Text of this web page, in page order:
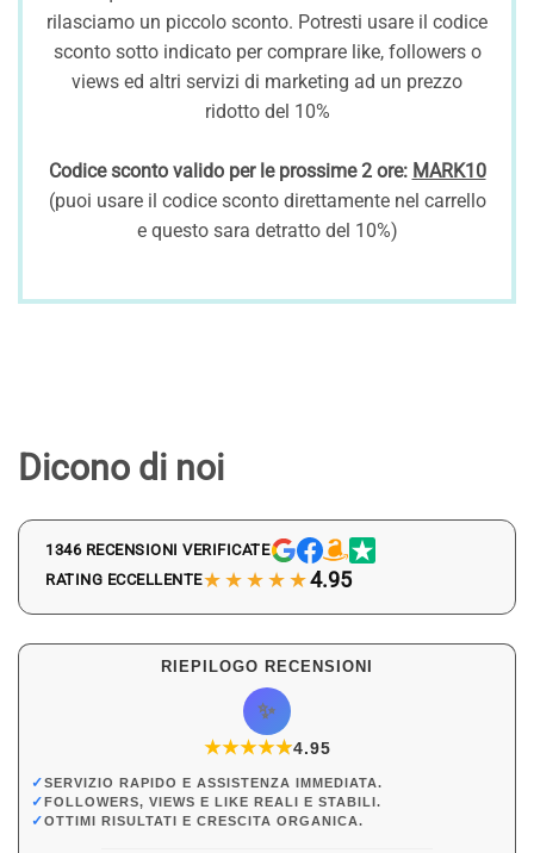
rilasciamo un piccolo sconto. Potresti usare il codice
sconto sotto indicato per comprare like, followers o
views ed altri servizi di marketing ad un prezzo
ridotto del 10%
Codice sconto valido per le prossime 2 ore: MARK10
(puoi usare il codice sconto direttamente nel carrello
e questo sara detratto del 10%)
Dicono di noi
1346 RECENSIONI VERIFICATE
RATING ECCELLENTE★★★★★4.95
RIEPILOGO RECENSIONI
✨
★★★★★
★4.95
✓SERVIZIO RAPIDO E ASSISTENZA IMMEDIATA.
✓FOLLOWERS, VIEWS E LIKE REALI E STABILI.
✓OTTIMI RISULTATI E CRESCITA ORGANICA.